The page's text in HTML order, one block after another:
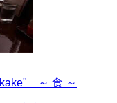
～ 食 ～